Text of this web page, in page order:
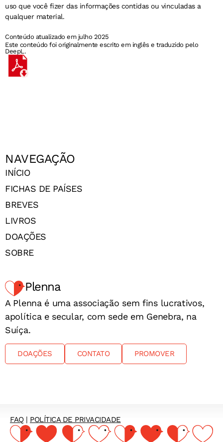
uso que você fizer das informações contidas ou vinculadas a
qualquer material.
Conteúdo atualizado em julho 2025
Este conteúdo foi originalmente escrito em inglês e traduzido pelo
DeepL.
NAVEGAÇÃO
INÍCIO
FICHAS DE PAÍSES
BREVES
LIVROS
DOAÇÕES
SOBRE
Plenna
A Plenna é uma associação sem fins lucrativos,
apolítica e secular, com sede em Genebra, na
Suíça.
DOAÇÕES CONTATO PROMOVER
FAQ| POLÍTICA DE PRIVACIDADE